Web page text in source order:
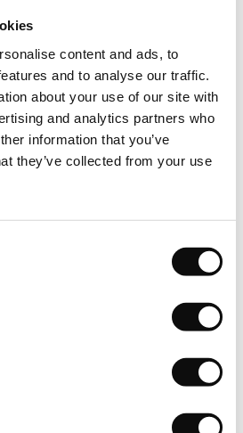
content and ads, to
and to analyse our traffic.
about your use of our site with
and analytics partners who
information that you’ve
they’ve collected from your use
bucata, cantitate standard pe bucata
produsului pe site, specificata in
la bucata, conform modului in
de catre producator. Astfel
care se va comanda, respectiv
numar intreg de bucati/ml(metri
pe o suprafata plana in
le in asteptare timp de cel putin 24
produse din acelasi lot de